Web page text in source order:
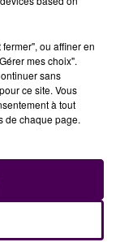
9h51
9h51
SEBASTIEN TELLIER &
ou affiner en
mes choix".
sans
ce site. Vous
à tout
de chaque page.